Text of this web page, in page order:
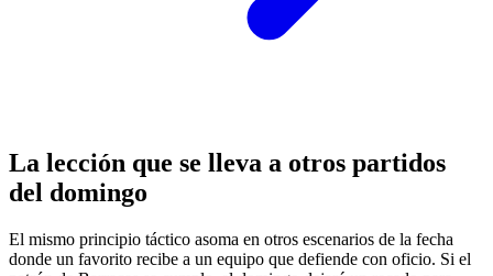
La lección que se lleva a otros partidos
del domingo
El mismo principio táctico asoma en otros escenarios de la fecha
donde un favorito recibe a un equipo que defiende con oficio. Si el